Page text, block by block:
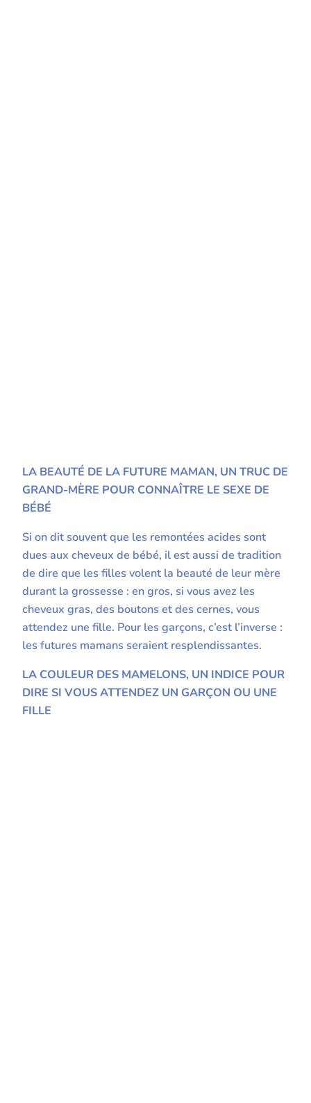
LA BEAUTÉ DE LA FUTURE MAMAN, UN TRUC DE
GRAND-MÈRE POUR CONNAÎTRE LE SEXE DE
BÉBÉ
Si on dit souvent que les remontées acides sont
dues aux cheveux de bébé, il est aussi de tradition
de dire que les filles volent la beauté de leur mère
durant la grossesse : en gros, si vous avez les
cheveux gras, des boutons et des cernes, vous
attendez une fille. Pour les garçons, c’est l’inverse :
les futures mamans seraient resplendissantes.
LA COULEUR DES MAMELONS, UN INDICE POUR
DIRE SI VOUS ATTENDEZ UN GARÇON OU UNE
FILLE